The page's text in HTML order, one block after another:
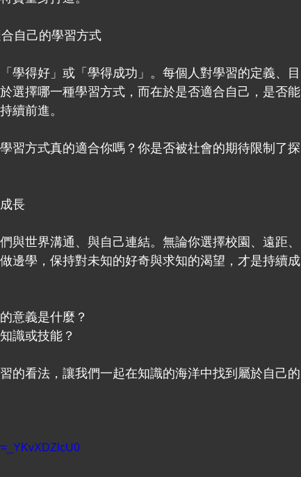
自己的學習方式
學得好」或「學得成功」。每個人對學習的定義、目
選擇哪一種學習方式，而在於是否適合自己，是否能
續前進。
習方式真的適合你嗎？你是否被社會的期待限制了探
長
與世界溝通、與自己連結。無論你選擇校園、遠距、
邊學，保持對未知的好奇與求知的渴望，才是持續成
意義是什麼？
識或技能？
的看法，讓我們一起在知識的海洋中找到屬於自己的